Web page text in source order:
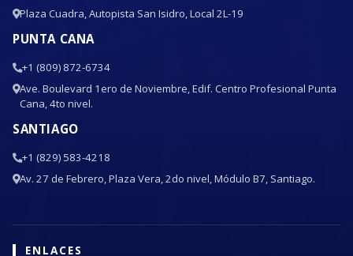
Plaza Cuadra, Autopista San Isidro, Local 2L-19
PUNTA CANA
+1 (809) 872-6734
Ave. Boulevard 1ero de Noviembre, Edif. Centro Profesional Punta
Cana, 4to nivel.
SANTIAGO
+1 (829) 583-4218
Av. 27 de Febrero, Plaza Vera, 2do nivel, Módulo B7, Santiago.
ENLACES